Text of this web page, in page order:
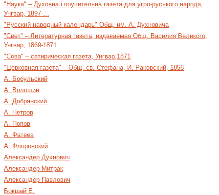
"Наука" – Духовна і поучительна газета для угро-руського народа,
Унгвар, 1897-…
"Русский народный календарь" Общ. им. А. Духновича
"Свет" – Литературная газета, издаваемая Общ. Василия Великого,
Унгвар, 1869-1871
"Сова" – сатирическая газета, Унгвар,1871
"Церковная газета" – Общ. св. Стефана, И. Раковский, 1856
А. Бобульский
А. Волошин
А. Добрянский
А. Петров
А. Попов
А. Фатеев
А. Флоровский
Александер Духнович
Александер Митрак
Александер Павлович
Бокшай Е.